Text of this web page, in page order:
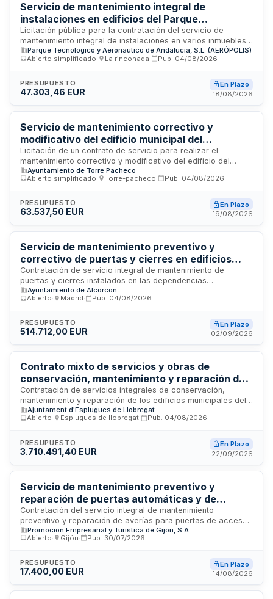
Servicio de mantenimiento integral de
instalaciones en edificios del Parque
Tecnológico y Aeronáutico de Andalucía
(Aerópolis)
Licitación pública para la contratación del servicio de
mantenimiento integral de instalaciones en varios inmuebles
ubicados en el Parque Tecnológico y Aeronáutico de
Andalucía (Aerópolis), localizado en La Rinconada. Los
Ingeniería e Innovación Aeroespacial (edificios este y oeste),
Aeronautic Suppliers Village, Centro de Empresas y módulos
funcionamiento óptimo de todas las instalaciones de los
edificios. La adjudicación corresponde al Parque
Tecnológico y Aeronáutico de Andalucía, S.L. (Aerópolis).
Parque Tecnológico y Aeronáutico de Andalucia, S.L. (AERÓPOLIS)
Abierto simplificado
La rinconada Pub. 04/08/2026
PRESUPUESTO
47.303,46 EUR
En Plazo
18/08/2026
Servicio de mantenimiento correctivo y
modificativo del edificio municipal del
Ayuntamiento de Torre Pacheco
Licitación de un contrato de servicio para realizar el
mantenimiento correctivo y modificativo del edificio del
Ayuntamiento de Torre Pacheco, ubicado en Murcia. El
servicio comprende la realización de reparaciones y
municipal, incluyendo la disponibilidad de recursos humanos
especializados y medios materiales necesarios para
Ayuntamiento de Torre Pacheco
Abierto simplificado
Torre-pacheco Pub. 04/08/2026
PRESUPUESTO
63.537,50 EUR
En Plazo
19/08/2026
Servicio de mantenimiento preventivo y
correctivo de puertas y cierres en edificios
municipales del Ayuntamiento de Alcorcón
Contratación de servicio integral de mantenimiento de
puertas y cierres instalados en las dependencias
municipales del Ayuntamiento de Alcorcón. El servicio incluye
mantenimiento preventivo, correctivo, técnico-legal, servicio
desplazamientos y materiales necesarios para reparaciones,
sustituciones, modificaciones y adaptaciones. El objetivo es
usuarios y operarios, y minimizar paradas por avería dentro
del marco reglamentario aplicable.
Ayuntamiento de Alcorcón
Abierto
Madrid Pub. 04/08/2026
PRESUPUESTO
514.712,00 EUR
En Plazo
02/09/2026
Contrato mixto de servicios y obras de
conservación, mantenimiento y reparación de
edificios del Ayuntamiento de Esplugues de
Llobregat
Contratación de servicios integrales de conservación,
mantenimiento y reparación de los edificios municipales del
Ayuntamiento de Esplugues de Llobregat. El contrato incluye
mantenimiento preventivo y correctivo, obras de reparación,
disponible veinticuatro horas durante todo el año. Las
actividades se realizarán garantizando la disponibilidad del
incidencias y la mejora de la eficiencia ambiental de las
instalaciones, con gestión mediante software de
mantenimiento designado por el organismo.
Ajuntament d'Esplugues de Llobregat
Abierto
Esplugues de llobregat Pub. 04/08/2026
PRESUPUESTO
3.710.491,40 EUR
En Plazo
22/09/2026
Servicio de mantenimiento preventivo y
reparación de puertas automáticas y de
acceso a aparcamientos en edificios
empresariales de Gijón
Contratación del servicio integral de mantenimiento
preventivo y reparación de averías para puertas de acceso
a aparcamientos y puertas automáticas en los edificios
gestionados por Promoción Empresarial y Turística de Gijón.
inventarios diagnósticos iniciales y registro de todas las
actuaciones de mantenimiento realizadas a lo largo de la
Promoción Empresarial y Turística de Gijón, S.A.
Abierto
Gijón Pub. 30/07/2026
PRESUPUESTO
17.400,00 EUR
En Plazo
14/08/2026